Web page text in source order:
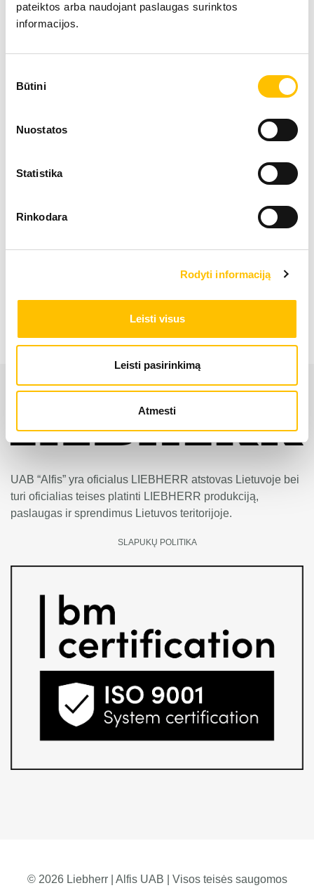
pateiktos arba naudojant paslaugas surinktos
informacijos.
pasirinkimas
Būtini
Nuostatos
Statistika
Rinkodara
Rodyti informaciją
Leisti visus
Leisti pasirinkimą
Atmesti
310
Peilio tūris
UAB “Alfis” yra oficialus LIEBHERR atstovas Lietuvoje bei
turi oficialias teises platinti LIEBHERR produkciją,
paslaugas ir sprendimus Lietuvos teritorijoje.
SLAPUKŲ POLITIKA
© 2026 Liebherr | Alfis UAB | Visos teisės saugomos